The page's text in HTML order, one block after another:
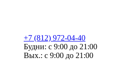
+7 (812) 972-04-40
Будни: с 9:00 до 21:00
Вых.: с 9:00 до 21:00